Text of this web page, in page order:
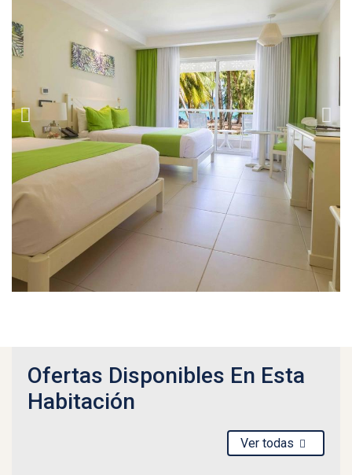
Ofertas Disponibles En Esta
Habitación
Ver todas